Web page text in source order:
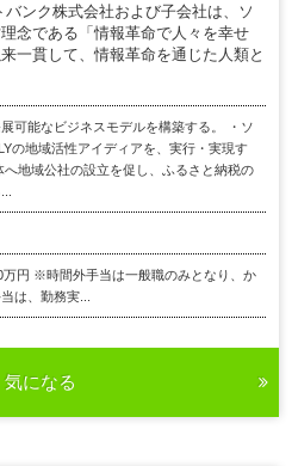
ンク株式会社および子会社は、ソ
念である「情報革命で人々を幸せ
一貫して、情報革命を通じた人類と
可能なビジネスモデルを構築する。 ・ソ
の地域活性アイディアを、実行・実現す
へ地域公社の設立を促し、ふるさと納税の
万円 ※時間外手当は一般職のみとなり、か
は、勤務実...
気になる